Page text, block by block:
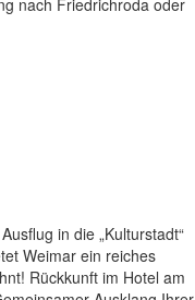
in die „Kulturstadt“
Weimar ein reiches
Rückkunft im Hotel am